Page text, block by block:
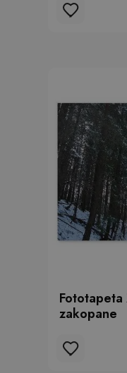
Fototapeta
zakopane